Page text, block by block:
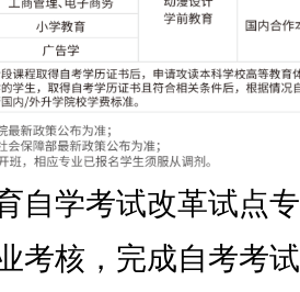
自学考试改革试点
考核，完成自考考